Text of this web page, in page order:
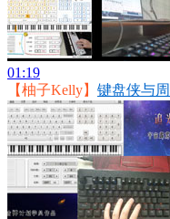
01:19
【柚子Kelly】 键盘侠与